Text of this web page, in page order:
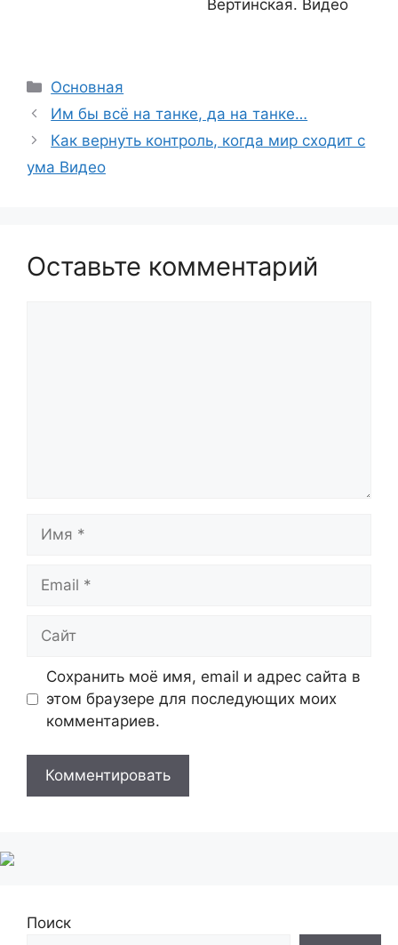
Вертинская. Видео
Рубрики
Основная
Им бы всё на танке, да на танке…
Как вернуть контроль, когда мир сходит с
ума Видео
Оставьте комментарий
Сохранить моё имя, email и адрес сайта в
этом браузере для последующих моих
комментариев.
Поиск